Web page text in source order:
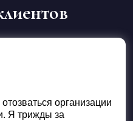
организации
Я трижды за